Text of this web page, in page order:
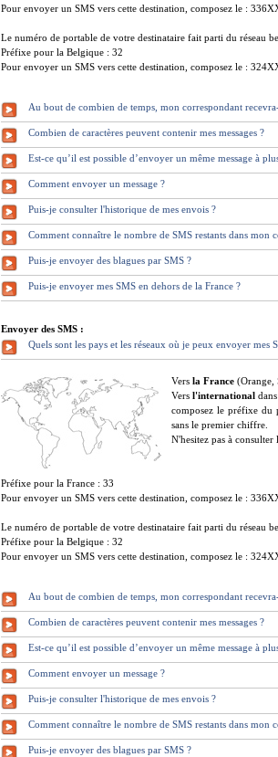
Pour envoyer un SMS vers cette destination, composez le :
Le numéro de portable de votre destinataire fait parti du réseau
Préfixe pour la Belgique : 32
Pour envoyer un SMS vers cette destination, composez le :
Au bout de combien de temps, mon correspondant
Combien de caractères peuvent contenir mes messages ?
Est-ce qu’il est possible d’envoyer un même message à
Comment envoyer un message ?
Puis-je consulter l'historique de mes envois ?
Comment connaître le nombre de SMS restants dans mon
Puis-je envoyer des blagues par SMS ?
Puis-je envoyer mes SMS en dehors de la France ?
Envoyer des SMS :
Quels sont les pays et les réseaux où je peux envoyer mes
Vers la France (Orange,
Versl'international
composez le préfixe du
sans le premier chiffre.
N'hesitez pas à consulter
Préfixe pour la France : 33
Pour envoyer un SMS vers cette destination, composez le :
Le numéro de portable de votre destinataire fait parti du réseau
Préfixe pour la Belgique : 32
Pour envoyer un SMS vers cette destination, composez le :
Au bout de combien de temps, mon correspondant
Combien de caractères peuvent contenir mes messages ?
Est-ce qu’il est possible d’envoyer un même message à
Comment envoyer un message ?
Puis-je consulter l'historique de mes envois ?
Comment connaître le nombre de SMS restants dans mon
Puis-je envoyer des blagues par SMS ?